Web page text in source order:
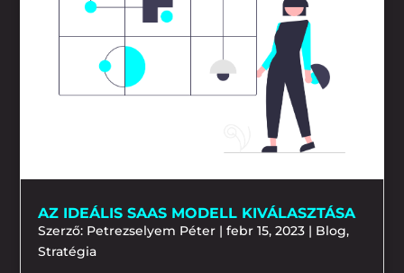
AZ IDEÁLIS SAAS MODELL KIVÁLASZTÁSA
Szerző: Petrezselyem Péter |febr 15, 2023 | Blog,
Stratégia